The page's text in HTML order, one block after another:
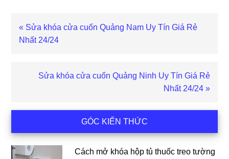
Bài
viết
« Sửa khóa cửa cuốn Quảng Nam Uy Tín Giá Rẻ
Nhất 24/24
Bài
Sửa khóa cửa cuốn Quảng Ninh Uy Tín Giá Rẻ
Nhất 24/24 »
chính
GÓC KIẾN THỨC
Cách mở khóa hộp tủ thuốc treo tường